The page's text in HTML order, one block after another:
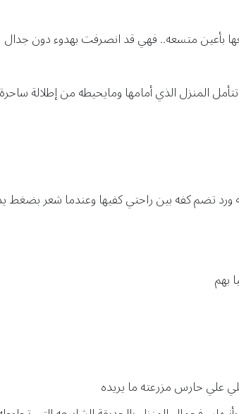
بأعين متسعه.. فهي قد انصرفت بهدوء دون جدال
المنزل الذي أمامها ومايحيطه من إطلالة ساحرة
تضم كفه بين راحتي كفيها وعندما شعر بضغط
بهم
علي حارس مزرعته ما يريده